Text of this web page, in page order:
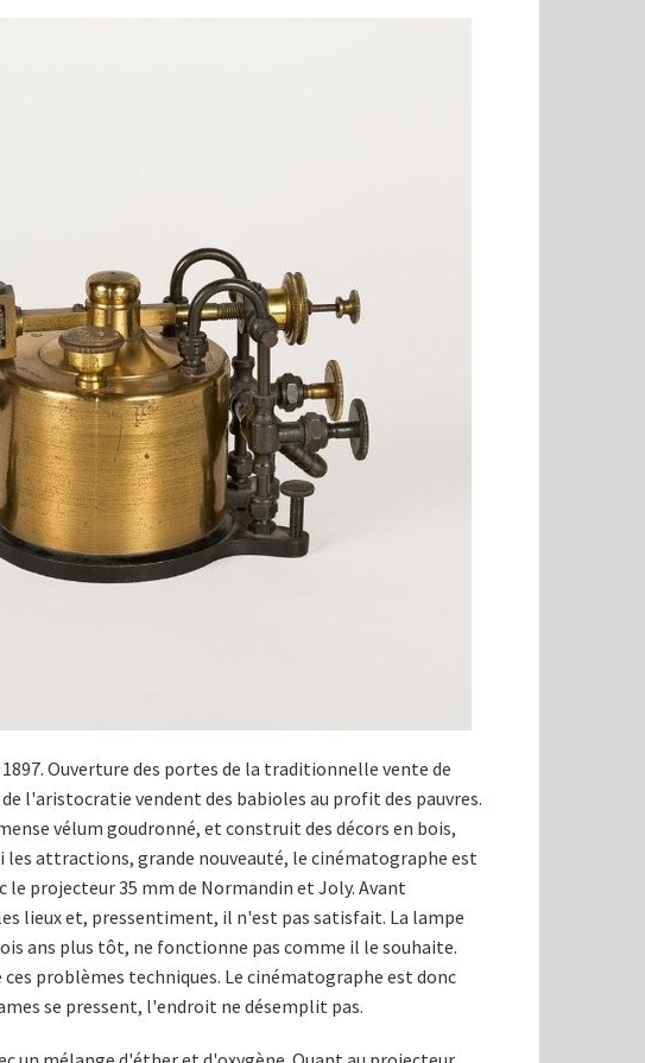
Ouverture des portes de la traditionnelle vente de
l'aristocratie vendent des babioles au profit des pauvres.
vélum goudronné, et construit des décors en bois,
attractions, grande nouveauté, le cinématographe est
le projecteur 35 mm de Normandin et Joly. Avant
lieux et, pressentiment, il n'est pas satisfait. La lampe
ans plus tôt, ne fonctionne pas comme il le souhaite.
problèmes techniques. Le cinématographe est donc
se pressent, l'endroit ne désemplit pas.